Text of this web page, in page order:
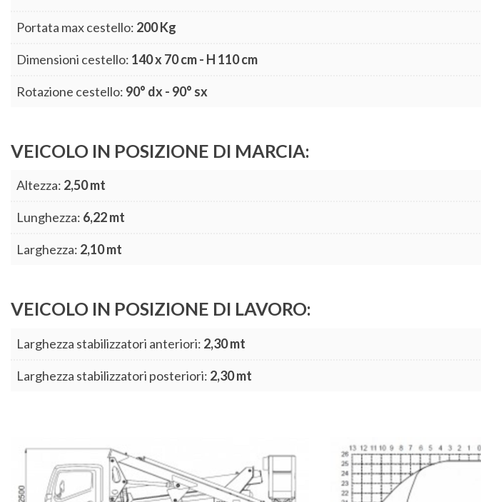
Portata max cestello: 200 Kg
Dimensioni cestello: 140 x 70 cm - H 110 cm
Rotazione cestello: 90° dx - 90° sx
VEICOLO IN POSIZIONE DI MARCIA:
Altezza: 2,50 mt
Lunghezza: 6,22 mt
Larghezza: 2,10 mt
VEICOLO IN POSIZIONE DI LAVORO:
Larghezza stabilizzatori anteriori: 2,30 mt
Larghezza stabilizzatori posteriori: 2,30 mt